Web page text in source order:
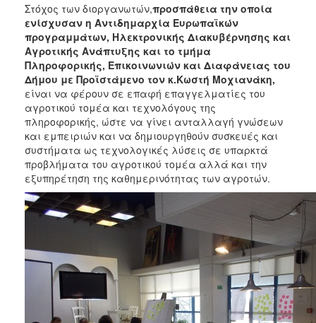
2011
2010
2006
ΔΗΜΟΤΗΣ
ΕΠΙΣΚΕΠΤΗΣ
ΗΡΑΚΛΕΙΟ
Στόχος των διοργανωτών,προσπάθεια την οποία
ενίσχυσαν η Αντιδημαρχία Ευρωπαϊκών
προγραμμάτων, Ηλεκτρονικής Διακυβέρνησης και
Αγροτικής Ανάπτυξης και το τμήμα
Πληροφορικής, Επικοινωνιών και Διαφάνειας του
Δήμου με Προϊστάμενο τον κ.Κωστή Μοχιανάκη,
είναι να φέρουν σε επαφή επαγγελματίες του
αγροτικού τομέα και τεχνολόγους της
πληροφορικής, ώστε να γίνει ανταλλαγή γνώσεων
και εμπειριών και να δημιουργηθούν συσκευές και
συστήματα ως τεχνολογικές λύσεις σε υπαρκτά
προβλήματα του αγροτικού τομέα αλλά και την
εξυπηρέτηση της καθημερινότητας των αγροτών.